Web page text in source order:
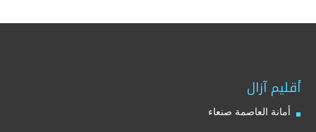
أقليم آزال
أمانة العاصمة صنعاء